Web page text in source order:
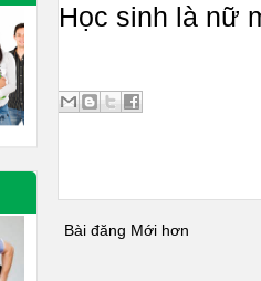
Học sinh là nữ
Bài đăng Mới hơn